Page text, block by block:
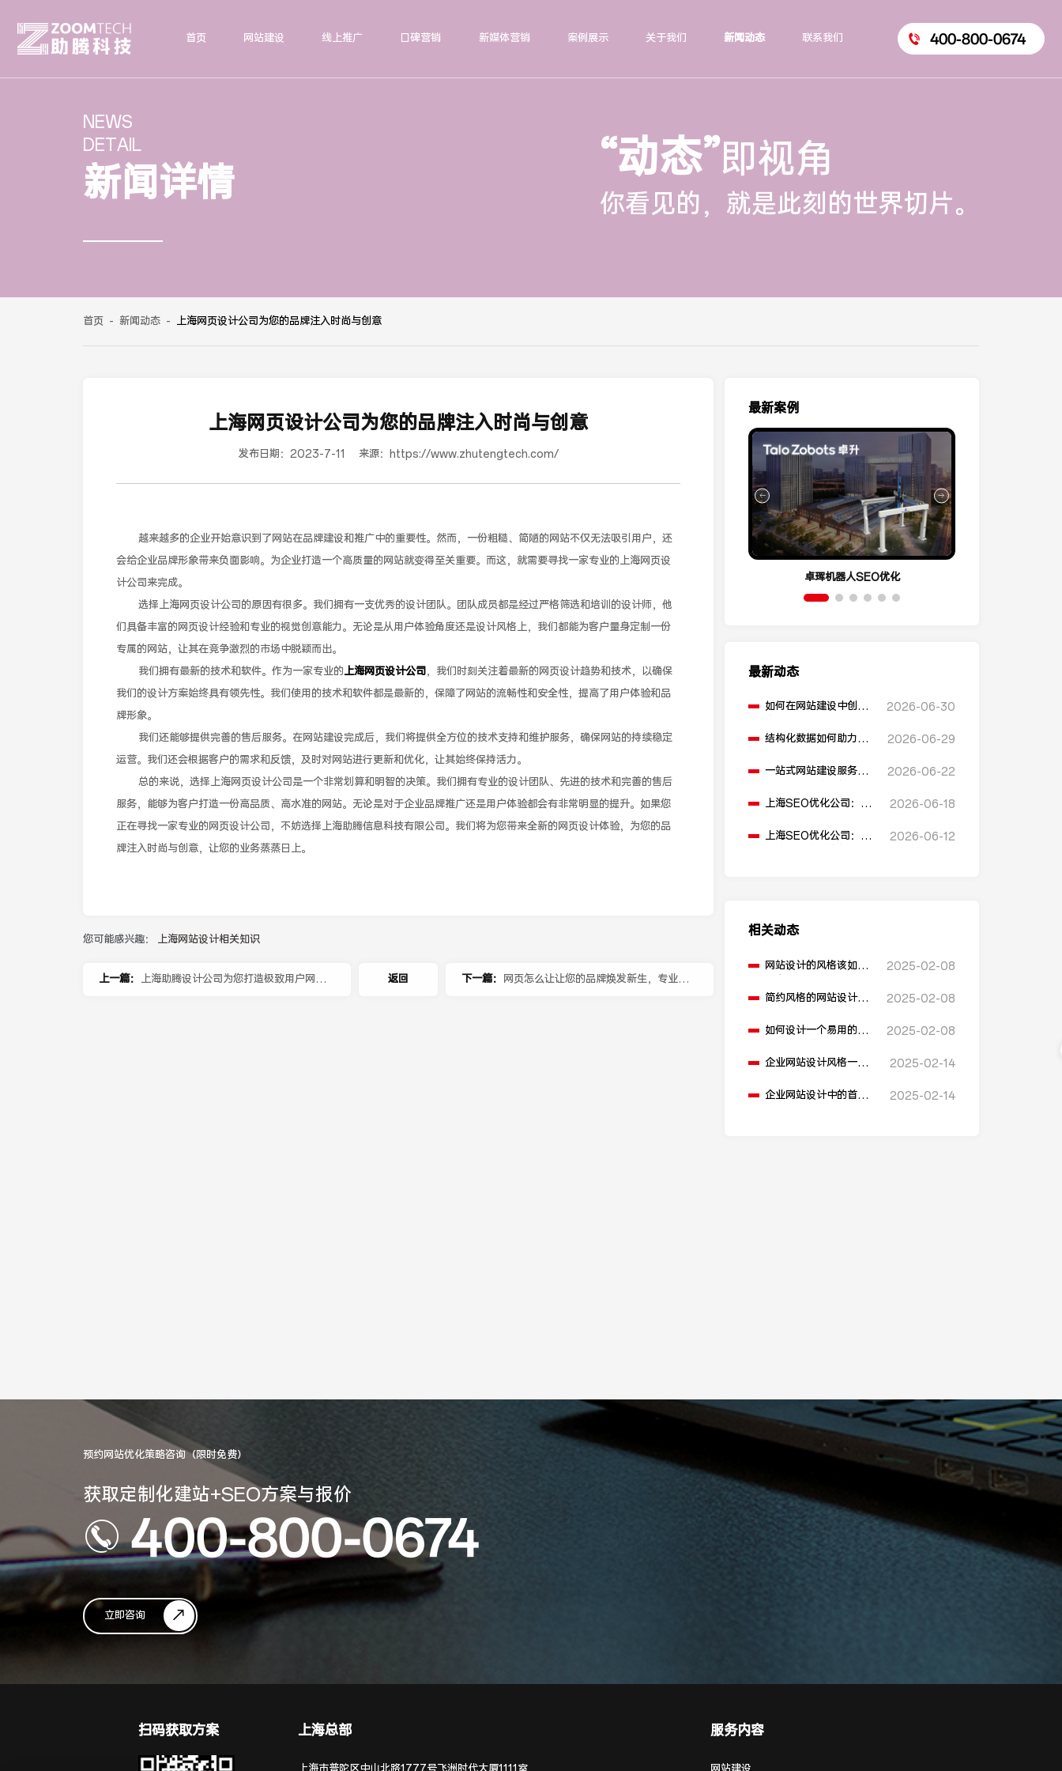
首页 网站建设 线上推广 口碑营销 新媒体营销 案例展示 关于我们 新闻动态 联系我们 400-800-0674
NEWS
DETAIL
新闻详情 “动态”即视角
你看见的，就是此刻的世界切片。
首页 - 新闻动态 - 上海网页设计公司为您的品牌注入时尚与创意
上海网页设计公司为您的品牌注入时尚与创意
发布日期： 2023-7-11 来源： https://www.zhutengtech.com/
越来越多的企业开始意识到了网站在品牌建设和推广中的重要性。然而，一份粗糙、简陋的网站不仅无法吸引用户，还
会给企业品牌形象带来负面影响。为企业打造一个高质量的网站就变得至关重要。而这，就需要寻找一家专业的上海网页设
计公司来完成。
选择上海网页设计公司的原因有很多。我们拥有一支优秀的设计团队。团队成员都是经过严格筛选和培训的设计师，他
们具备丰富的网页设计经验和专业的视觉创意能力。无论是从用户体验角度还是设计风格上，我们都能为客户量身定制一份
专属的网站，让其在竞争激烈的市场中脱颖而出。
我们拥有最新的技术和软件。作为一家专业的上海网页设计公司，我们时刻关注着最新的网页设计趋势和技术，以确保
我们的设计方案始终具有领先性。我们使用的技术和软件都是最新的，保障了网站的流畅性和安全性，提高了用户体验和品
牌形象。
我们还能够提供完善的售后服务。在网站建设完成后，我们将提供全方位的技术支持和维护服务，确保网站的持续稳定
运营。我们还会根据客户的需求和反馈，及时对网站进行更新和优化，让其始终保持活力。
总的来说，选择上海网页设计公司是一个非常划算和明智的决策。我们拥有专业的设计团队、先进的技术和完善的售后
服务，能够为客户打造一份高品质、高水准的网站。无论是对于企业品牌推广还是用户体验都会有非常明显的提升。如果您
正在寻找一家专业的网页设计公司，不妨选择上海助腾信息科技有限公司。我们将为您带来全新的网页设计体验，为您的品
牌注入时尚与创意，让您的业务蒸蒸日上。
您可能感兴趣： 上海网站设计相关知识
上一篇： 上海助腾设计公司为您打造极致用户网页 下一篇： 网页怎么让让您的品牌焕发新生，专业服
返回
最新案例
卓珲机器人SEO优化
最新动态
如何在网站建设中创建
2026-06-30
结构化数据如何助力
2026-06-29
一站式网站建设服务平
2026-06-22
上海SEO优化公司：如
升点击率和SEO效果？
2026-06-18
上海SEO优化公司：有
2026-06-12
相关动态
网站设计的风格该如何
2025-02-08
简约风格的网站设计有
2025-02-08
如何设计一个易用的下
2025-02-08
企业网站设计风格一般
2025-02-14
企业网站设计中的首页
2025-02-14
预约网站优化策略咨询（限时免费）
获取定制化建站+SEO方案与报价
400-800-0674
立即咨询
扫码获取方案 上海总部 服务内容